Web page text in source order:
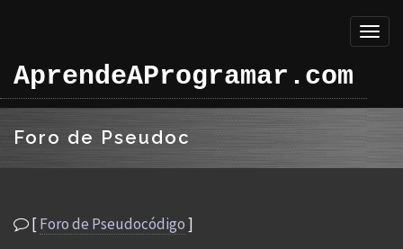
AprendeAProgramar.com
Foro de Pseudoc
[Foro de Pseudocódigo]